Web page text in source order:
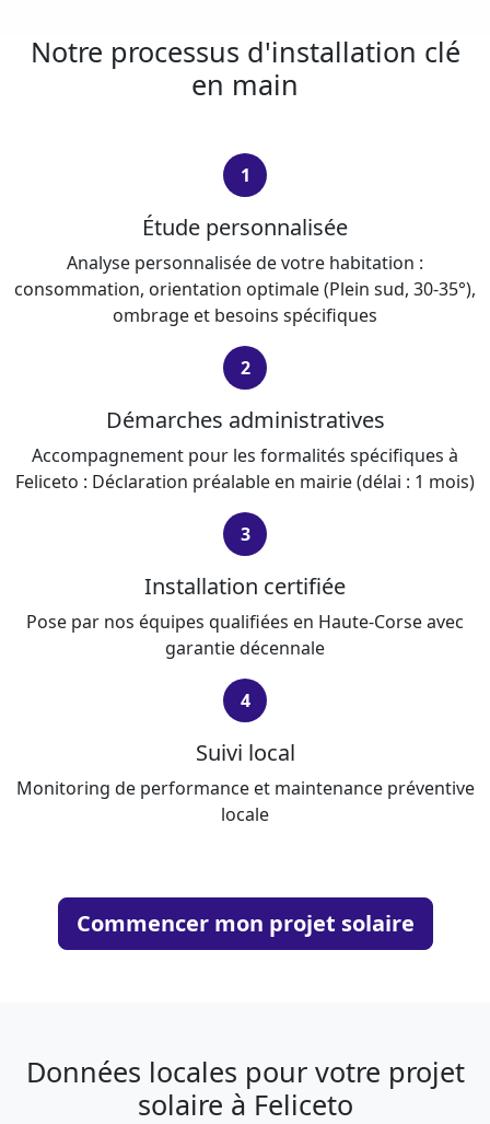
Notre processus d'installation clé
en main
1
Étude personnalisée
Analyse personnalisée de votre habitation :
consommation, orientation optimale (Plein sud, 30-35°),
ombrage et besoins spécifiques
2
Démarches administratives
Accompagnement pour les formalités spécifiques à
Feliceto : Déclaration préalable en mairie (délai : 1 mois)
3
Installation certifiée
Pose par nos équipes qualifiées en Haute-Corse avec
garantie décennale
4
Suivi local
Monitoring de performance et maintenance préventive
locale
Commencer mon projet solaire
Données locales pour votre projet
solaire à Feliceto